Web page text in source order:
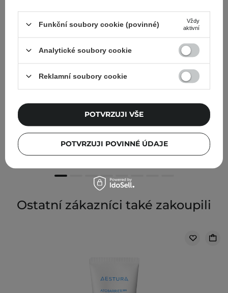
Masil - 9 Protein Perfume Silk Balm - Bezoplachový
balzám na vlasy - 20 ml
100,00 Kč
Ostatní zákazníci také zakoupili
Funkční soubory cookie (povinné)
Vždy
aktivní
Analytické soubory cookie
Reklamní soubory cookie
POTVRZUJI POVINNÉ ÚDAJE
POTVRZUJI VŠE